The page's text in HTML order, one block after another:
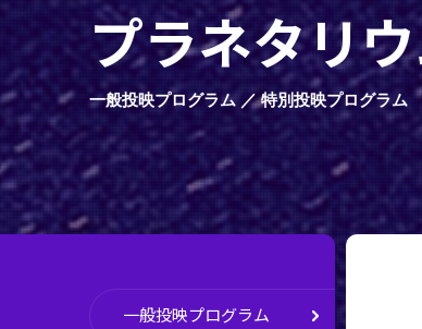
プラネタリ
一般投映プログラム ／ 特別投映プログラム
一般投映プログラム